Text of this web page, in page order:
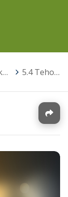
5. Lapsen kasvun ja oppimisen tuki (Voimassa 31.7.2025 asti) > 5.4 Tehostettu tuki